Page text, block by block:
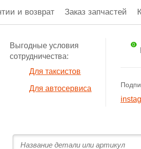
и возврат Заказ запчастей
Выгодные условия
сотрудничества:
Для таксистов
Для автосервиса
0